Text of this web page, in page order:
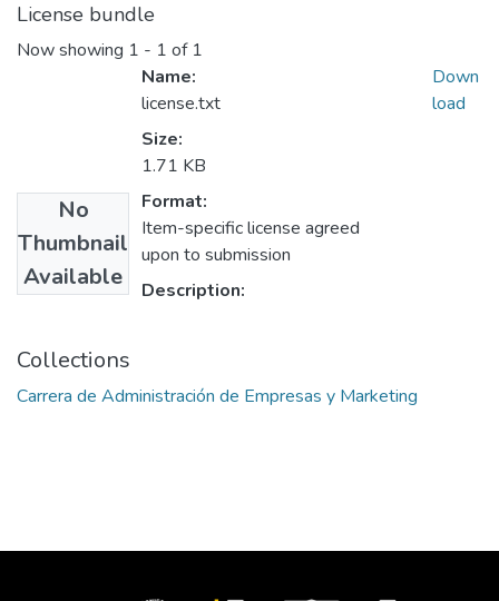
License bundle
Now showing 1 - 1 of 1
No
Thumbnail
Available
Name:
license.txt
Size:
1.71 KB
Format:
Item-specific license agreed
upon to submission
Description:
Down
load
Collections
Carrera de Administración de Empresas y Marketing